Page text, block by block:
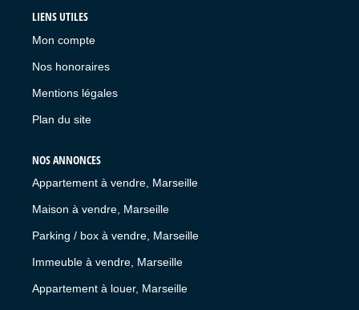
LIENS UTILES
Mon compte
Nos honoraires
Mentions légales
Plan du site
NOS ANNONCES
Appartement à vendre, Marseille
Maison à vendre, Marseille
Parking / box à vendre, Marseille
Immeuble à vendre, Marseille
Appartement à louer, Marseille